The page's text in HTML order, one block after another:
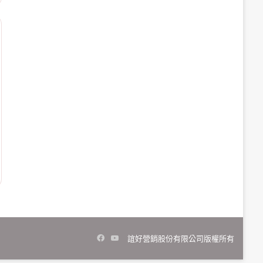
誼好營銷股份有限公司版權所有
Facebook
YouTube